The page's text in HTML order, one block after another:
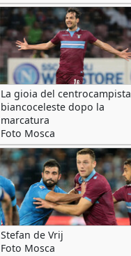
La gioia del centrocampista
biancoceleste dopo la
marcatura
Foto Mosca
Stefan de Vrij
Foto Mosca